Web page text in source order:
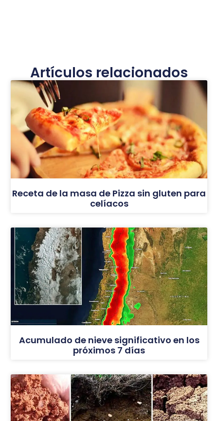
Artículos relacionados
Receta de la masa de Pizza sin gluten para
celíacos
Acumulado de nieve significativo en los
próximos 7 días